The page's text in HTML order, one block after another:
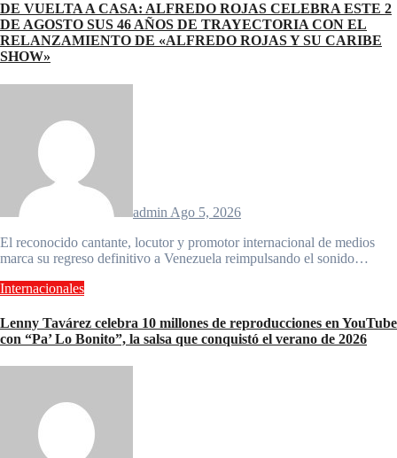
DE VUELTA A CASA: ALFREDO ROJAS CELEBRA ESTE 2
DE AGOSTO SUS 46 AÑOS DE TRAYECTORIA CON EL
RELANZAMIENTO DE «ALFREDO ROJAS Y SU CARIBE
SHOW»
admin Ago 5, 2026
El reconocido cantante, locutor y promotor internacional de medios
marca su regreso definitivo a Venezuela reimpulsando el sonido…
Internacionales
Lenny Tavárez celebra 10 millones de reproducciones en YouTube
con “Pa’ Lo Bonito”, la salsa que conquistó el verano de 2026